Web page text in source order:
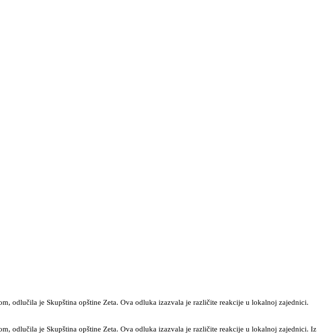
odlučila je Skupština opštine Zeta. Ova odluka izazvala je različite reakcije u lokalnoj zajednici.
odlučila je Skupština opštine Zeta. Ova odluka izazvala je različite reakcije u lokalnoj zajednici. Iz